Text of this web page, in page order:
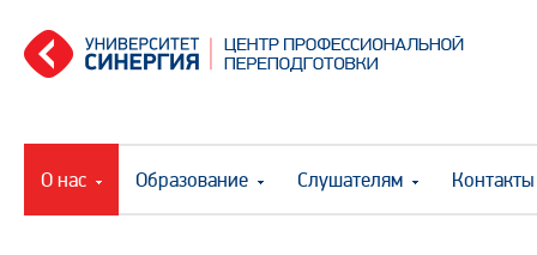
О нас Образование Слушателям Контакты